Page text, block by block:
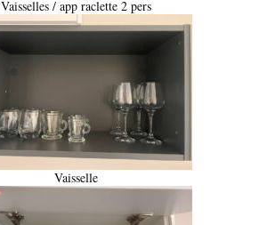
Vaisselles / app raclette 2 pers
Vaisselle